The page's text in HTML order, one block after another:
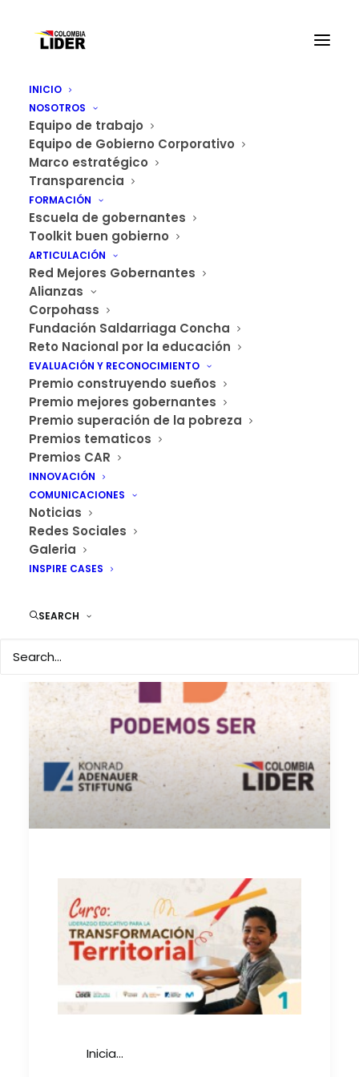
INICIO
NOSOTROS
Equipo de trabajo
Equipo de Gobierno Corporativo
Marco estratégico
Transparencia
FORMACIÓN
Escuela de gobernantes
Toolkit buen gobierno
ARTICULACIÓN
Red Mejores Gobernantes
Alianzas
Corpohass
Fundación Saldarriaga Concha
Reto Nacional por la educación
EVALUACIÓN Y RECONOCIMIENTO
Premio construyendo sueños
Premio mejores gobernantes
Premio superación de la pobreza
Premios tematicos
Premios CAR
INNOVACIÓN
COMUNICACIONES
Noticias
Redes Sociales
Galeria
INSPIRE CASES
SEARCH
Karem…
Inicia…